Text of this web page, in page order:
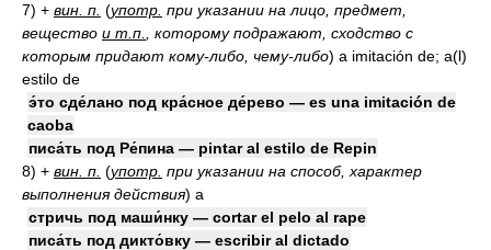
7) + вин. п. (употр. при указании на лицо, предмет,
вещество и т.п.
, которому подражают, сходство с
которым придают кому-либо, чему-либо) a imitación de; a(l)
estilo de
э́то сде́лано под кра́сное де́рево — es una imitación de
caoba
писа́ть под Ре́пина — pintar al estilo de Repin
8) + вин. п. (употр. при указании на способ, характер
выполнения действия) a
стричь под маши́нку — cortar el pelo al rape
писа́ть под дикто́вку — escribir al dictado